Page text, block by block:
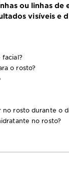
ou linhas de
visíveis e
facial?
o rosto?
no rosto durante o
no rosto?